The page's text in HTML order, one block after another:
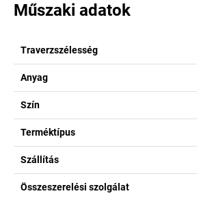
Műszaki adatok
Traverzszélesség
Anyag
Szín
Terméktípus
Szállítás
Összeszerelési szolgálat